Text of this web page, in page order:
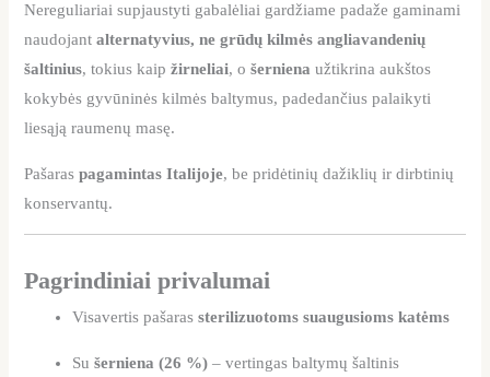
Nereguliariai supjaustyti gabalėliai gardžiame padaže gaminami
naudojantalternatyvius, ne grūdų kilmės angliavandenių
šaltinius, tokius kaipžirneliai, ošerniena užtikrina aukštos
kokybės gyvūninės kilmės baltymus, padedančius palaikyti
liesąją raumenų masę.
Pašaraspagamintas Italijoje, be pridėtinių dažiklių ir dirbtinių
konservantų.
Pagrindiniai privalumai
Visavertis pašarassterilizuotoms suaugusioms katėms
Sušerniena (26 %) – vertingas baltymų šaltinis